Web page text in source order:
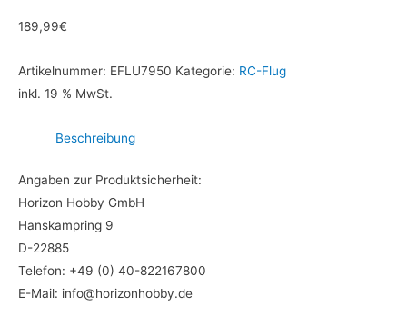
189,99€
Artikelnummer: EFLU7950 Kategorie: RC-Flug
inkl. 19 % MwSt.
Beschreibung
Angaben zur Produktsicherheit:
Horizon Hobby GmbH
Hanskampring 9
D-22885
Telefon: +49 (0) 40-822167800
E-Mail: info@horizonhobby.de